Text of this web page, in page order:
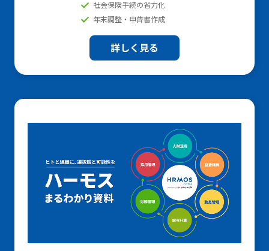
社会保険手続の省力化
年末調整・申告書作成
詳しく見る